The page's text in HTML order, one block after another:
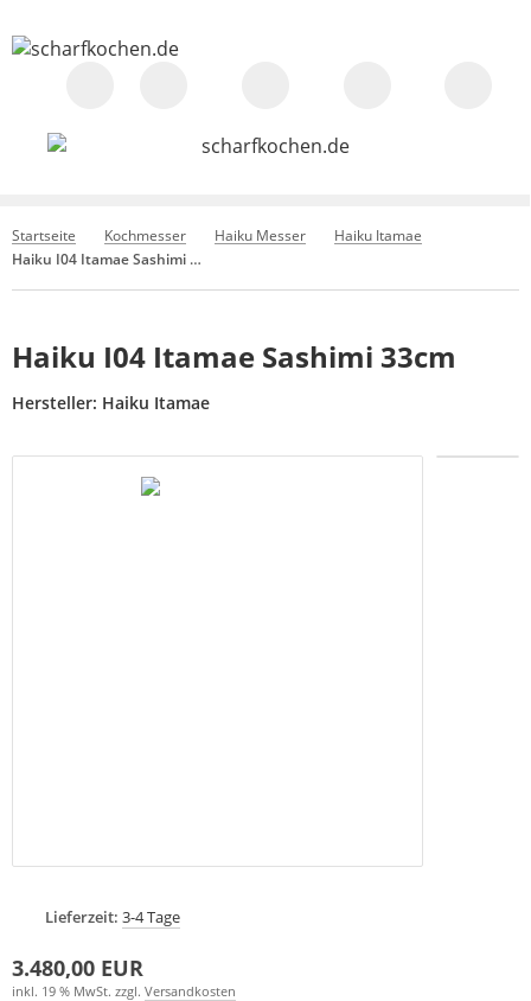
Startseite Kochmesser Haiku Messer
Haiku Itamae
Haiku I04 Itamae Sashimi 33cm
Haiku I04 Itamae Sashimi 33cm
Hersteller: Haiku Itamae
Lieferzeit: 3-4 Tage
3.480,00 EUR
inkl. 19 % MwSt. zzgl. Versandkosten